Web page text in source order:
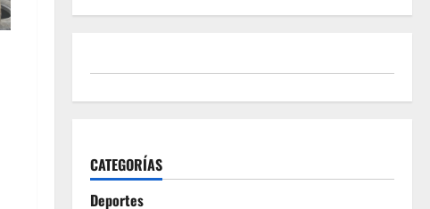
CATEGORÍAS
Deportes